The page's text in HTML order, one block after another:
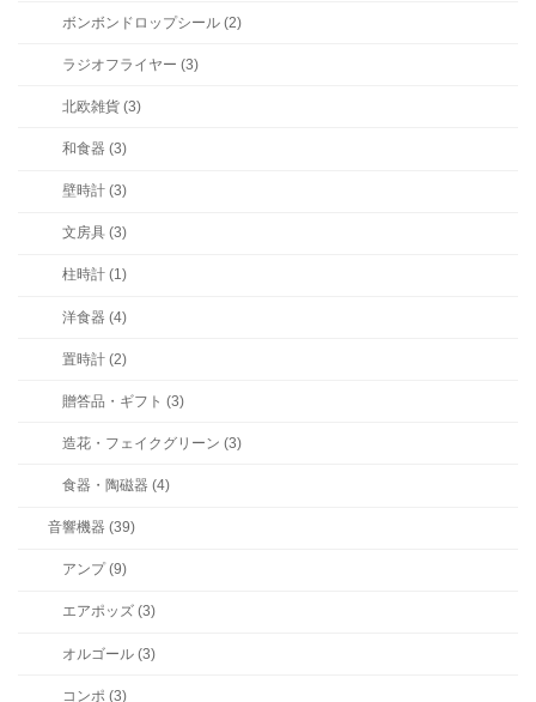
ボンボンドロップシール (2)
ラジオフライヤー (3)
北欧雑貨 (3)
和食器 (3)
壁時計 (3)
文房具 (3)
柱時計 (1)
洋食器 (4)
置時計 (2)
贈答品・ギフト (3)
造花・フェイクグリーン (3)
食器・陶磁器 (4)
音響機器 (39)
アンプ (9)
エアポッズ (3)
オルゴール (3)
コンポ (3)